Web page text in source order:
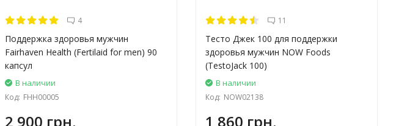
4
Поддержка здоровья мужчин
Fairhaven Health (Fertilaid for men) 90
капсул
В наличии
Код: FHH00005
2 900 грн.
11
Тесто Джек 100 для поддержки
здоровья мужчин NOW Foods
(TestoJack 100)
В наличии
Код: NOW02138
1 860 грн.